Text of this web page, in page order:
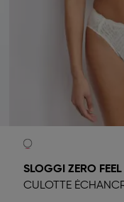
SLOGGI ZERO FEEL
CULOTTE